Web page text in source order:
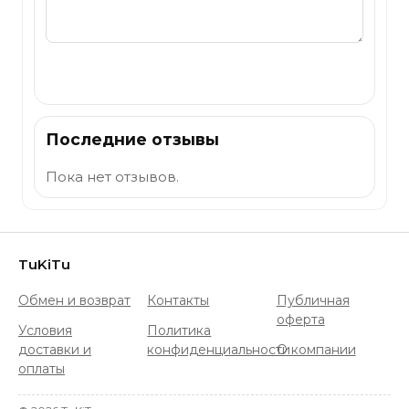
Последние отзывы
Пока нет отзывов.
TuKiTu
Обмен и возврат
Условия
доставки и
оплаты
Контакты
Политика
конфиденциальности
Публичная
оферта
О компании